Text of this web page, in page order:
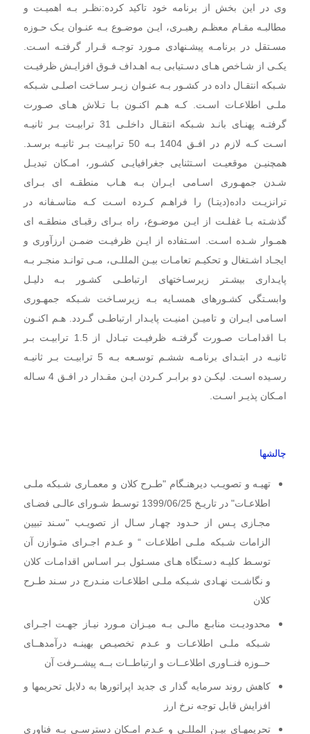
وی در این بخش از برنامه خود تاکید کرده:‌نظـر بـه اهمیـت و
مطالبـه مقـام معظـم رهبـری، ایـن موضـوع بـه عنـوان یـک حـوزه
مسـتقل در برنامـه پیشـنهادی مـورد توجـه قـرار گرفتـه اسـت.
یکـی از شـاخص هـای دسـتیابی بـه اهـداف فـوق افزایـش ظرفیـت
شـبکه انتقـال داده در کشـور بـه عنـوان زیـر سـاخت اصلـی شـبکه
ملـی اطلاعـات اسـت. کـه هـم اکنـون بـا تـلاش هـای صـورت
گرفتـه پهنـای بانـد شـبکه انتقـال داخلـی 31 ترابیـت بـر ثانیـه
اسـت کـه لازم در افـق 1404 بـه 50 ترابیـت بـر ثانیـه برسـد.
همچنیـن موقعیـت اسـتثنایی جغرافیایـی کشـور، امـکان تبدیـل
شـدن جمهـوری اسـامی ایـران بـه هـاب منطقـه ای بـرای
ترانزیـت داده(دیتـا) را فراهـم کـرده اسـت کـه متاسـفانه در
گذشـته بـا غفلـت از ایـن موضـوع، راه بـرای رقبـای منطقـه ای
همـوار شـده اسـت. اسـتفاده از ایـن ظرفیـت ضمـن ارزآوری و
ایجـاد اشـتغال و تحکیـم تعامـات بیـن المللـی، مـی توانـد منجـر بـه
پایـداری بیشـتر زیرسـاختهای ارتباطـی کشـور بـه دلیـل
وابسـتگی کشـورهای همسـایه بـه زیرسـاخت شـبکه جمهـوری
اسـامی ایـران و تامیـن امنیـت پایـدار ارتباطـی گـردد. هـم اکنـون
بـا اقدامـات صـورت گرفتـه ظرفیـت تبـادل از 1.5 ترابیـت بـر
ثانیـه در ابتـدای برنامـه ششـم توسـعه بـه 5 ترابیـت بـر ثانیـه
رسـیده اسـت. لیکـن دو برابـر کـردن ایـن مقـدار در افـق 4 سـاله
امـکان پذیـر اسـت.
چالشها
تهیـه و تصویـب دیرهنـگام "طـرح کلان و معمـاری شـبکه ملـی
اطلاعـات" در تاریـخ 1399/06/25 توسـط شـورای عالـی فضـای
مجـازی پـس از حـدود چهـار سـال از تصویـب "سـند تبیین
الزامات شـبکه ملـی اطلاعـات “ و عـدم اجـرای متـوازن آن
توسـط کلیـه دسـتگاه هـای مسـئول بـر اسـاس اقدامـات کلان
و نگاشـت نهـادی شـبکه ملـی اطلاعـات منـدرج در سـند طـرح
کلان
محدودیـت منابـع مالـی بـه میـزان مـورد نیـاز جهـت اجـرای
شـبکه ملـی اطلاعـات و عـدم تخصیـص بهینـهدرآمدهــای
حــوزه فنــاوری اطلاعــات و ارتباطــات بــه پیشــرفت آن
کاهش روند سرمایه گذار ی جدید اپراتورها به دلایل تحریمها و
افزایش قابل توجه نرخ ارز
تحریمهـای بیـن المللـی و عـدم امـکان دسترسـی بـه فناوری